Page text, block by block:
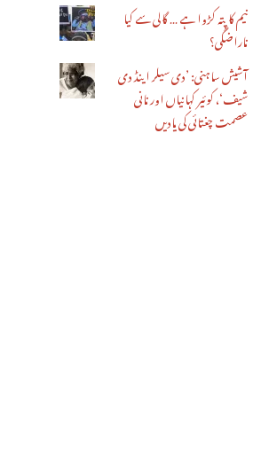
نیم کا پتہ کڑوا ہے … گالی سے کیا
ناراضگی؟
آشیش ساہنی: ’دی سیلر اینڈ دی
شیف‘، کوئیر کہانیاں اور نانی
عصمت چغتائی کی یادیں